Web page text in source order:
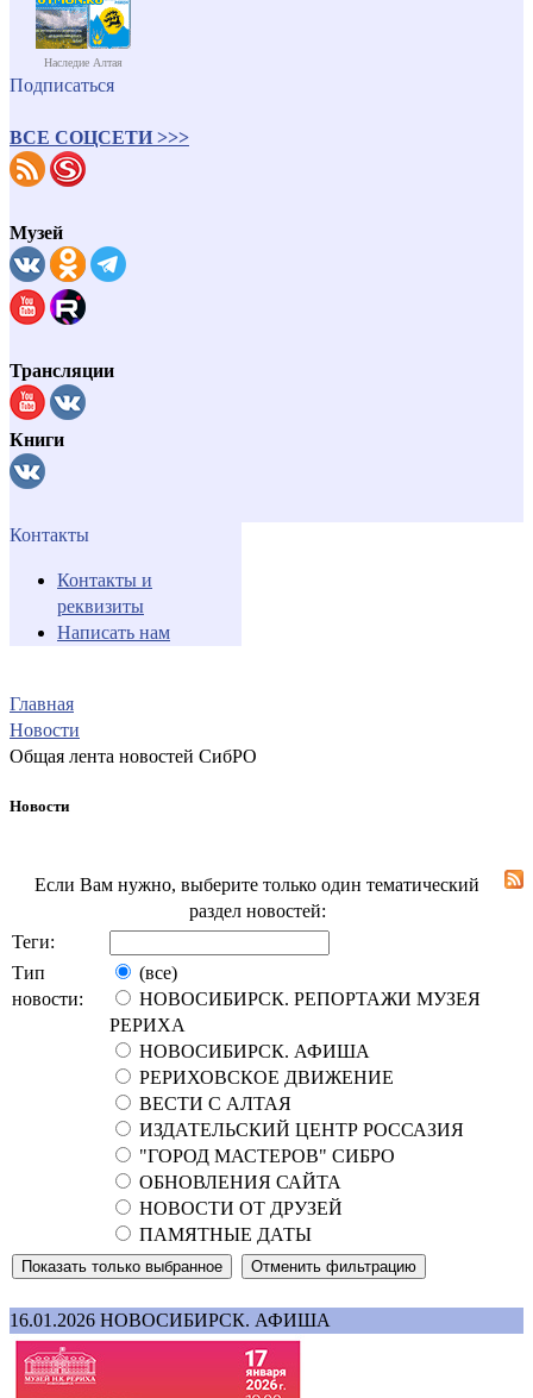
Наследие Алтая
Подписаться
ВСЕ СОЦСЕТИ >>>
Музей
Трансляции
Книги
Контакты
Контакты и
реквизиты
Написать нам
Главная
Новости
Общая лента новостей СибРО
Новости
Если Вам нужно, выберите только один тематический
раздел новостей:
Теги:
Тип
новости:
(все)
НОВОСИБИРСК. РЕПОРТАЖИ МУЗЕЯ
РЕРИХА
НОВОСИБИРСК. АФИША
РЕРИХОВСКОЕ ДВИЖЕНИЕ
ВЕСТИ С АЛТАЯ
ИЗДАТЕЛЬСКИЙ ЦЕНТР РОССАЗИЯ
"ГОРОД МАСТЕРОВ" СИБРО
ОБНОВЛЕНИЯ САЙТА
НОВОСТИ ОТ ДРУЗЕЙ
ПАМЯТНЫЕ ДАТЫ
16.01.2026 НОВОСИБИРСК. АФИША